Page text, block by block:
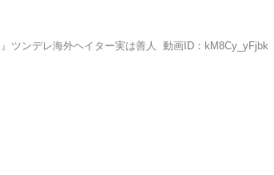
ツンデレ海外ヘイター実は善人 動画ID：kM8Cy_yFjbk